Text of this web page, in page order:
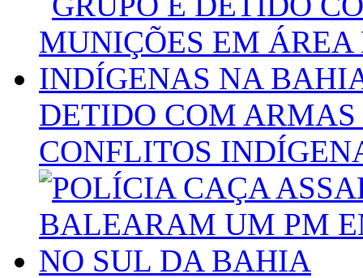
DETIDO COM
CONFLITOS